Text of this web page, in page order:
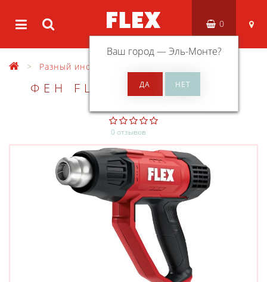
Ваш город —Эль-Монте?
0
Разный инструмент
ФЕН FLEX HG 650 2000
0 отзывов